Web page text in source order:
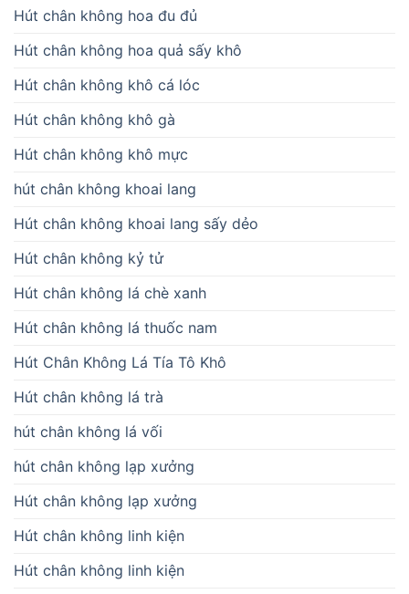
Hút chân không hoa đu đủ
Hút chân không hoa quả sấy khô
Hút chân không khô cá lóc
Hút chân không khô gà
Hút chân không khô mực
hút chân không khoai lang
Hút chân không khoai lang sấy dẻo
Hút chân không kỷ tử
Hút chân không lá chè xanh
Hút chân không lá thuốc nam
Hút Chân Không Lá Tía Tô Khô
Hút chân không lá trà
hút chân không lá vối
hút chân không lạp xưởng
Hút chân không lạp xưởng
Hút chân không linh kiện
Hút chân không linh kiện